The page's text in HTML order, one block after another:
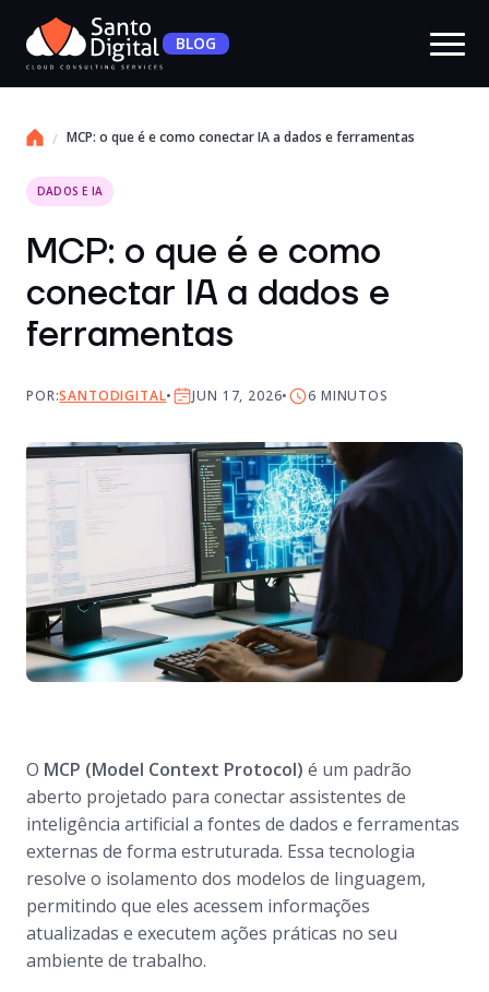
BLOG
MCP: o que é e como conectar IA a dados e ferramentas
DADOS E IA
MCP: o que é e como
conectar IA a dados e
ferramentas
POR:SANTODIGITAL JUN 17, 2026 6 MINUTOS
O MCP (Model Context Protocol) é um padrão
aberto projetado para conectar assistentes de
inteligência artificial a fontes de dados e ferramentas
externas de forma estruturada. Essa tecnologia
resolve o isolamento dos modelos de linguagem,
permitindo que eles acessem informações
atualizadas e executem ações práticas no seu
ambiente de trabalho.